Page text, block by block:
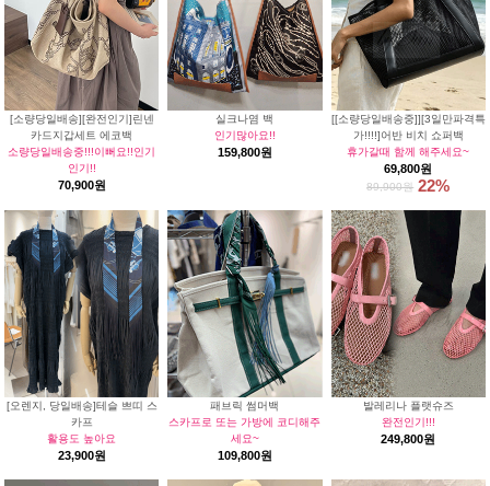
[소량당일배송][완전인기]린넨
카드지갑세트 에코백
소량당일배송중!!!이뻐요!!인기
인기!!
70,900원
실크나염 백
인기많아요!!
159,800원
[[소량당일배송중]][3일만파격특
가!!!!]어반 비치 쇼퍼백
휴가갈때 함께 해주세요~
69,800원
89,900원 22%
[오렌지, 당일배송]테슬 쁘띠 스
카프
활용도 높아요
23,900원
패브릭 썸머백
스카프로 또는 가방에 코디해주
세요~
109,800원
발레리나 플랫슈즈
완전인기!!!
249,800원